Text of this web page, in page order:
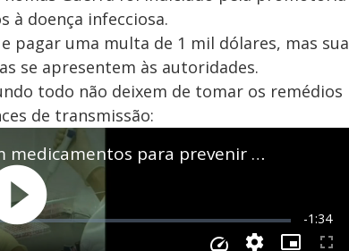
à doença infecciosa.
pagar uma multa de 1 mil dólares, mas sua
se apresentem às autoridades.
todo não deixem de tomar os remédios
de transmissão: